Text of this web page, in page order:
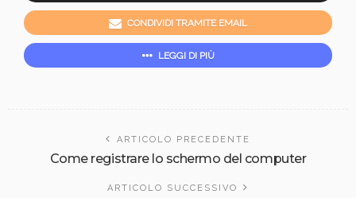
CONDIVIDI TRAMITE EMAIL
LEGGI DI PIÙ
ARTICOLO PRECEDENTE
Come registrare lo schermo del computer
ARTICOLO SUCCESSIVO